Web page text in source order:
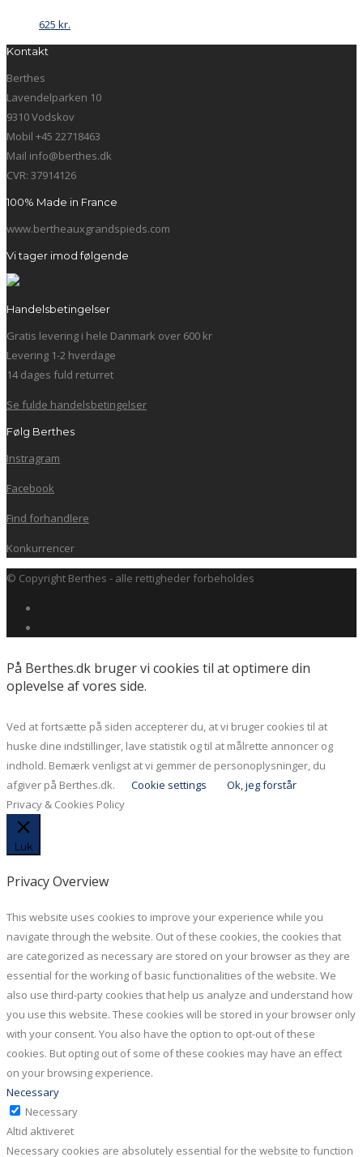
625 kr.
Kontakt
Berthes
Lavendelparken 10
9310 Vodskov
Mobil +45 22718463
Mail info@berthes.dk
CVR: 37914126
100% Made in France
www.bertheauxgrandspieds.com
Vi tager imod følgende
Handelsbetingelser
Gratis levering i hele Danmark over 600 kr
Levering 1-2 hverdage
14 dages fuld returret
Se fulde handelsbetingelser
Følg Berthes
Instragram
Facebook
Find forhandlere
Konkurrencer
© Copyright Berthes - alle rettigheder forbeholdes
På Berthes.dk bruger vi cookies til at optimere din
oplevelse af vores side.
Ved at fortsætte på siden accepterer du, at vi bruger cookies til at
huske dine indstillinger, lave statistik og til at målrette annoncer og
indhold. Bemærk venligst at vi gemmer de personoplysninger, du
afgiver på Berthes.dk.
Cookie settings
Ok, jeg forstår
Privacy & Cookies Policy
Luk
Privacy Overview
This website uses cookies to improve your experience while you
navigate through the website. Out of these cookies, the cookies that
are categorized as necessary are stored on your browser as they are
essential for the working of basic functionalities of the website. We
also use third-party cookies that help us analyze and understand how
you use this website. These cookies will be stored in your browser only
with your consent. You also have the option to opt-out of these
cookies. But opting out of some of these cookies may have an effect
on your browsing experience.
Necessary
Necessary
Altid aktiveret
Necessary cookies are absolutely essential for the website to function